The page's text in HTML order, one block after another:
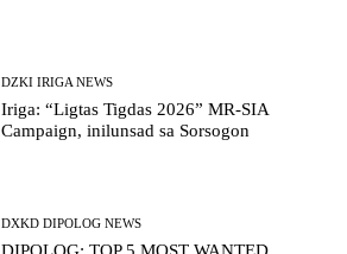
DZKI IRIGA NEWS
Iriga: “Ligtas Tigdas 2026” MR-SIA
Campaign, inilunsad sa Sorsogon
DXKD DIPOLOG NEWS